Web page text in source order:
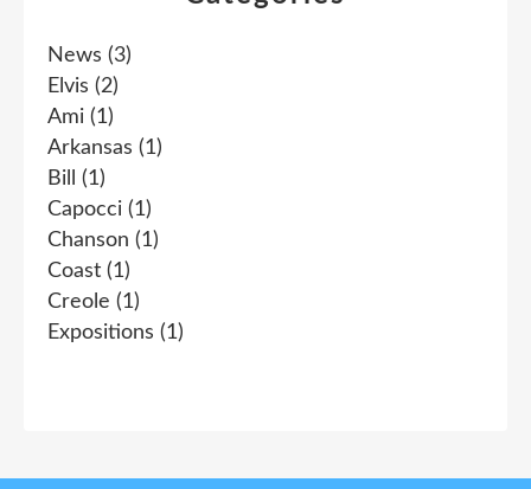
News (3)
Elvis (2)
Ami (1)
Arkansas (1)
Bill
(1)
Capocci (1)
Chanson (1)
Coast (1)
Creole (1)
Expositions (1)